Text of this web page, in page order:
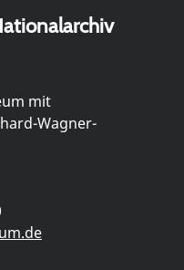
mit
Wagner-